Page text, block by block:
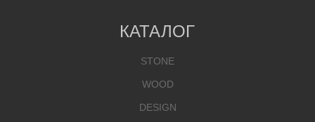
КАТАЛОГ
STONE
WOOD
DESIGN